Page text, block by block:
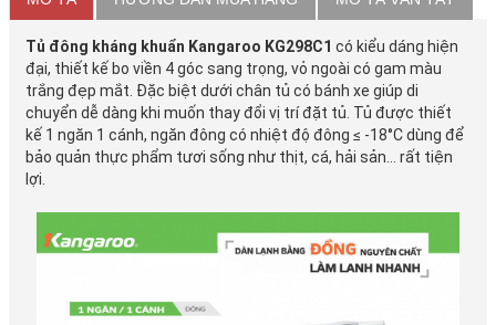
Tủ đông kháng khuẩn Kangaroo KG298C1 có kiểu dáng hiện
đại, thiết kế bo viền 4 góc sang trọng, vỏ ngoài có gam màu
trắng đẹp mắt. Đặc biệt dưới chân tủ có bánh xe giúp di
chuyển dễ dàng khi muốn thay đổi vị trí đặt tủ. Tủ được thiết
kế 1 ngăn 1 cánh, ngăn đông có nhiệt độ đông ≤ -18°C dùng để
bảo quản thực phẩm tươi sống như thịt, cá, hải sản… rất tiện
lợi.